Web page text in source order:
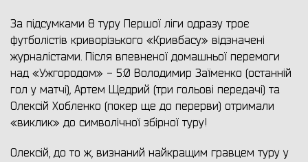
За підсумками 8 туру Першої ліги одразу троє
футболістів криворізького «Кривбасу» відзначені
журналістами. Після впевненої домашньої перемоги
над «Ужгородом» - 5:0 Володимир Заїменко (останній
гол у матчі), Артем Щедрий (три гольові передачі) та
Олексій Хобленко (покер ще до перерви) отримали
«виклик» до символічної збірної туру!
Олексій, до то ж, визнаний найкращим гравцем туру у